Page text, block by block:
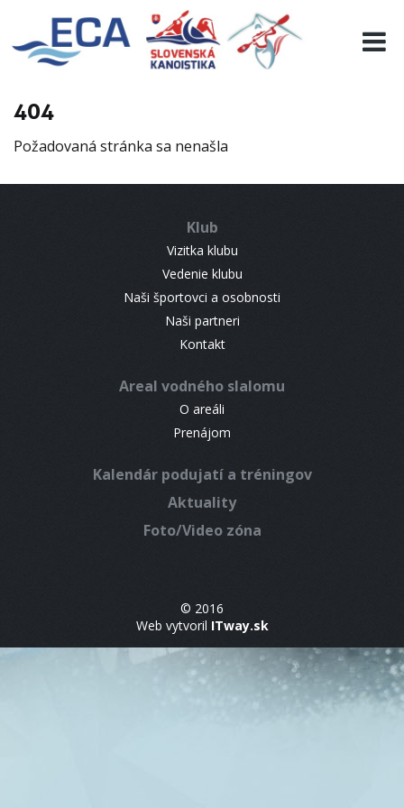
404
Požadovaná stránka sa nenašla
Klub
Vizitka klubu
Vedenie klubu
Naši športovci a osobnosti
Naši partneri
Kontakt
Areal vodného slalomu
O areáli
Prenájom
Kalendár podujatí a tréningov
Aktuality
Foto/Video zóna
© 2016
Web vytvoril ITway.sk
EURO 19
INFO
RESULTS
CONTACT